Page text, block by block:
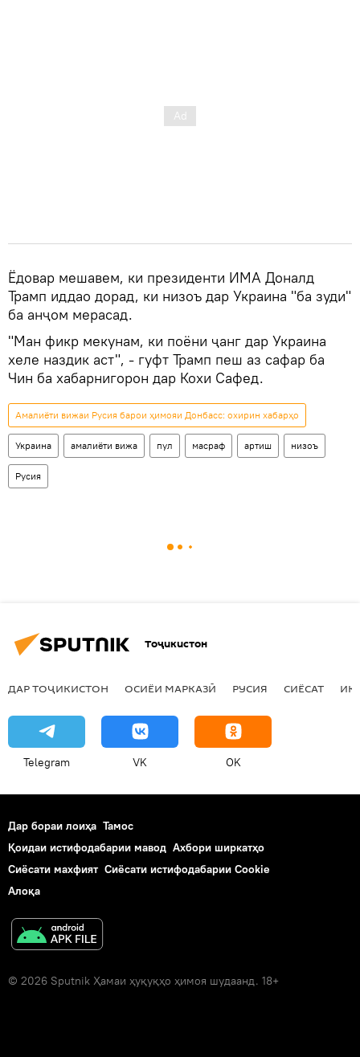
Ёдовар мешавем, ки президенти ИМА Доналд
Трамп иддао дорад, ки низоъ дар Украина "ба зуди"
ба анҷом мерасад.
"Ман фикр мекунам, ки поёни ҷанг дар Украина
хеле наздик аст", - гуфт Трамп пеш аз сафар ба
Чин ба хабарнигорон дар Кохи Сафед.
Амалиёти вижаи Русия барои ҳимояи Донбасс: охирин хабарҳо
Украина амалиёти вижа пул масраф артиш низоъ
Русия
Тоҷикистон
ДАР ТОҶИКИСТОН ОСИЁИ МАРКАЗӢ РУСИЯ СИЁСАТ
Telegram VK OK
Дар бораи лоиҳа Тамос
Қоидаи истифодабарии мавод Ахбори ширкатҳо
Сиёсати махфият Сиёсати истифодабарии Cookie
Алоқа
© 2026 Sputnik Ҳамаи ҳуқуқҳо ҳимоя шудаанд. 18+